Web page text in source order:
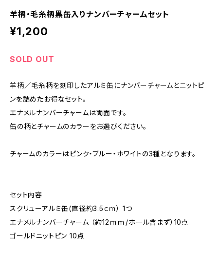
羊柄・毛糸柄黒缶入りナンバーチャームセット
¥1,200
SOLD OUT
羊柄／毛糸柄を刻印したアルミ缶にナンバーチャームとニットピ
ンを詰めたお得なセット。
エナメルナンバーチャームは両面です。
缶の柄とチャームのカラーをお選びください。
チャームのカラーはピンク・ブルー・ホワイトの3種となります。
セット内容
スクリューアルミ缶(直径約3.5ｃｍ） 1つ
エナメルナンバーチャーム （約12ｍｍ/ホール含まず）10点
ゴールドニットピン 10点